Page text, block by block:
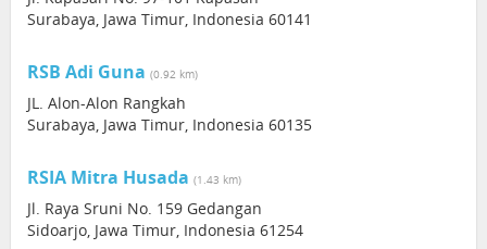
Surabaya, Jawa Timur, Indonesia 60141
RSB Adi Guna (0.92 km)
JL. Alon-Alon Rangkah
Surabaya, Jawa Timur, Indonesia 60135
RSIA Mitra Husada (1.43 km)
Jl. Raya Sruni No. 159 Gedangan
Sidoarjo, Jawa Timur, Indonesia 61254